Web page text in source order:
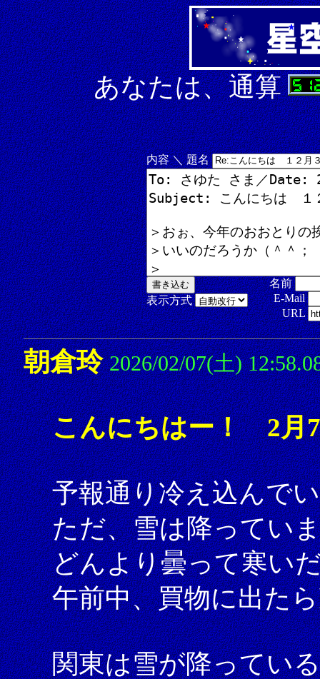
あなたは、通算
内容 ＼ 題名
表示方式
名前
E-Mail
URL
朝倉玲 2026/02/07(土)
こんにちはー！ 2月
予報通り冷え込んで
ただ、雪は降ってい
どんより曇って寒い
午前中、買物に出た
関東は雪が降ってい